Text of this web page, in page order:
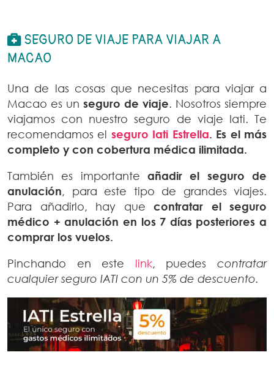
SEGURO DE VIAJE PARA VIAJAR A
MACAO
Una de las cosas que necesitas para viajar a
Macao es un seguro de viaje. Nosotros siempre
viajamos con nuestro seguro de viaje Iati. Te
recomendamos el seguro Iati Estrella. Es el más
completo y con cobertura médica ilimitada.
También es importante añadir el seguro de
anulación, para este tipo de grandes viajes.
Para añadirlo, hay que contratar el seguro
médico + anulación en los 7 días posteriores a
comprar los vuelos.
Pinchando en este link, puedescontratar
cualquier seguro IATI con un 5% de descuento.